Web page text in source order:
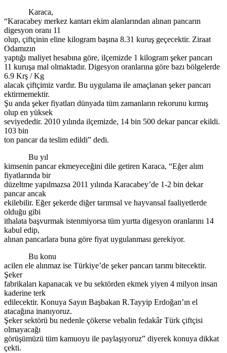
Karaca,
“Karacabey merkez kantarı ekim alanlarından alınan pancarın
digesyon oranı 11
olup, çiftçinin eline kilogram başına 8.31 kuruş geçecektir. Ziraat
Odamızın
yaptığı maliyet hesabına göre, ilçemizde 1 kilogram şeker pancarı
11 kuruşa mal olmaktadır. Digesyon oranlarına göre bazı bölgelerde
6.9 Krş / Kg
alacak çiftçimiz vardır. Bu uygulama ile amaçlanan şeker pancarı
ektirmemektir.
Şu anda şeker fiyatları dünyada tüm zamanların rekorunu kırmış
olup en yüksek
seviyededir. 2010 yılında ilçemizde, 14 bin 500 dekar pancar ekildi.
103 bin
ton pancar da teslim edildi” dedi.
Bu yıl
kimsenin pancar ekmeyeceğini dile getiren Karaca, “Eğer alım
fiyatlarında bir
düzeltme yapılmazsa 2011 yılında Karacabey’de 1-2 bin dekar
pancar ancak
ekilebilir. Eğer şekerde diğer tarımsal ve hayvansal faaliyetlerde
olduğu gibi
ithalata başvurmak istenmiyorsa tüm yurtta digesyon oranlarını 14
kabul edip,
alınan pancarlara buna göre fiyat uygulanması gerekiyor.
Bu konu
acilen ele alınmaz ise Türkiye’de şeker pancarı tarımı bitecektir.
Şeker
fabrikaları kapanacak ve bu sektörden ekmek yiyen 4 milyon insan
kaderine terk
edilecektir. Konuya Sayın Başbakan R.Tayyip Erdoğan’ın el
atacağına inanıyoruz.
Şeker sektörü bu nedenle çökerse vebalin fedakâr Türk çiftçisi
olmayacağı
görüşümüzü tüm kamuoyu ile paylaşıyoruz” diyerek konuya dikkat
çekti.